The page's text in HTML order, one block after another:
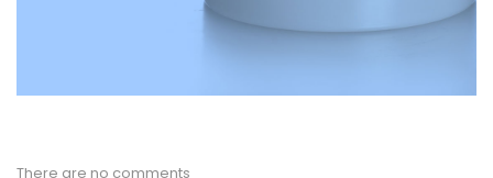
There are no comments